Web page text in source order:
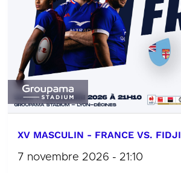
XV MASCULIN - FRANCE VS. FIDJI
7 novembre 2026 - 21:10